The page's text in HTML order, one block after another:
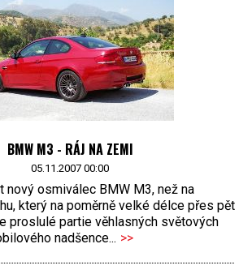
BMW M3 - RÁJ NA ZEMI
05.11.2007 00:00
nový osmiválec BMW M3, než na
který na poměrně velké délce přes pět
proslulé partie věhlasných světových
nadšence... >>